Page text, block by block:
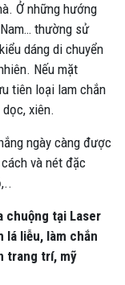
Ở những hướng
thường sử
dáng di chuyển
Nếu mặt
tiên loại lam chắn
xiên.
ngày càng được
và nét đặc
chuộng tại Laser
lá liễu, làm chắn
trang trí, mỹ